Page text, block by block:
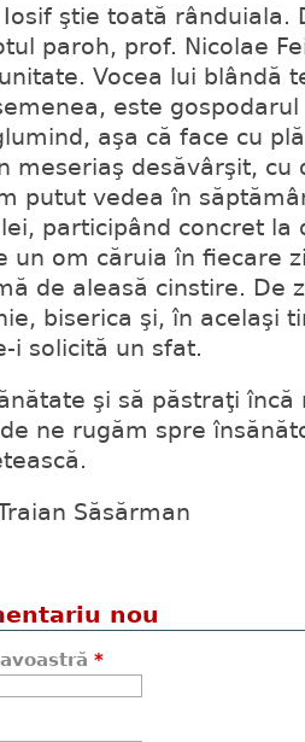
ştie toată rânduiala.
paroh, prof. Nicolae
Vocea lui blândă
este
aşa că face cu
meseriaş desăvârşit, cu
putut vedea în
participând concret la
un om căruia în fiecare
de aleasă cinstire. De
biserica şi, în acelaşi
i solicită un sfat.
şi să păstraţi încă
ne rugăm spre
Săsărman
nou
*